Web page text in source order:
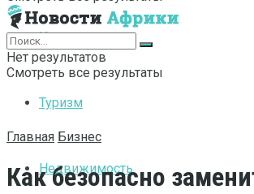
Интернет
Туризм
Недвижимость
Нет результатов
Смотреть все результаты
Главная Бизнес
Как безопасно